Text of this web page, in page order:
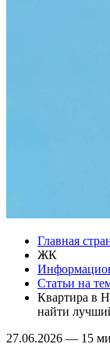
Главная
ЖК
Статьи на
Квартира в
найти
27.06.2026 — 15